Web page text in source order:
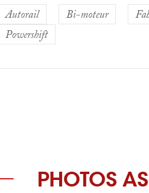
Autorail Bi-moteur
Powershift
PHOTOS